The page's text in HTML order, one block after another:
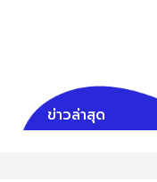
ข่าวล่าสุด